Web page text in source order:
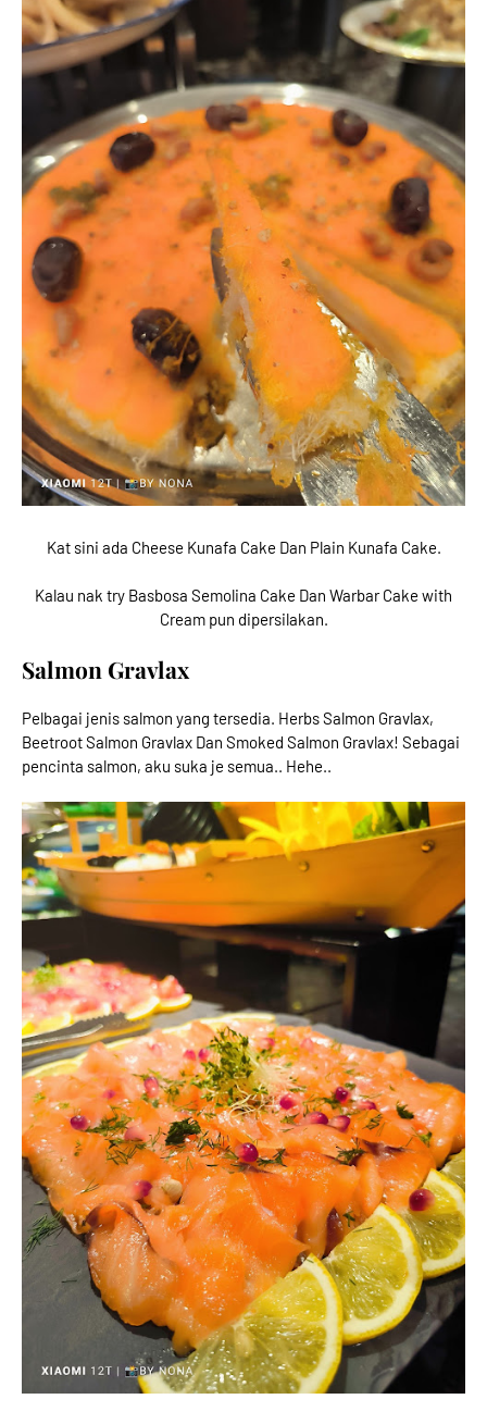
Kat sini ada Cheese Kunafa Cake Dan Plain Kunafa Cake.
Kalau nak try Basbosa Semolina Cake Dan Warbar Cake with
Cream pun dipersilakan.
Salmon Gravlax
Pelbagai jenis salmon yang tersedia. Herbs Salmon Gravlax,
Beetroot Salmon Gravlax Dan Smoked Salmon Gravlax! Sebagai
pencinta salmon, aku suka je semua.. Hehe..